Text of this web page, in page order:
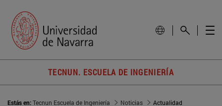
TECNUN. ESCUELA DE INGENIERÍA
Estás en:Tecnun Escuela de Ingeniería Noticias Actualidad